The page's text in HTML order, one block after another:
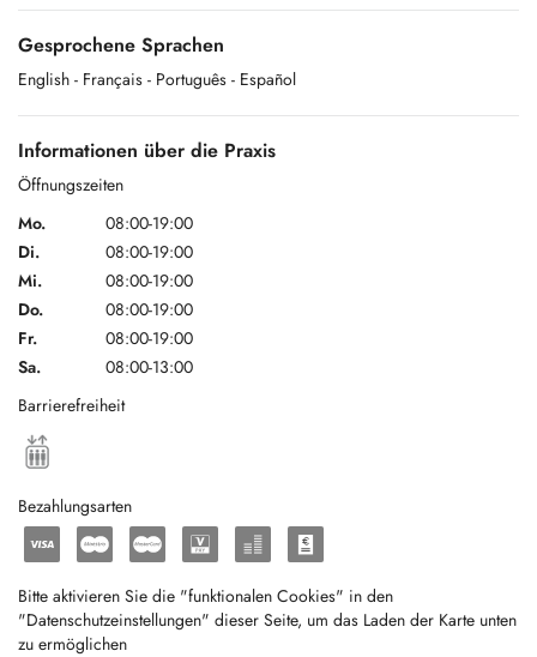
Gesprochene Sprachen
English - Français - Português - Español
Informationen über die Praxis
Öffnungszeiten
Mo.
08:00-19:00
Di.
08:00-19:00
Mi.
08:00-19:00
Do.
08:00-19:00
Fr.
08:00-19:00
Sa.
08:00-13:00
Barrierefreiheit
Bezahlungsarten
Bitte aktivieren Sie die "funktionalen Cookies" in den
"Datenschutzeinstellungen" dieser Seite, um das Laden der Karte unten
zu ermöglichen